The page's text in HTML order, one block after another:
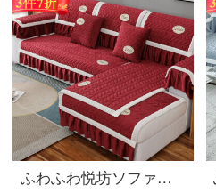
ふわふわ悦坊ソファクッションセット冬毛绒ソファカバーカバーカバーカバーカバー厚い保温欧風ソファクッションカスタマイズできます。